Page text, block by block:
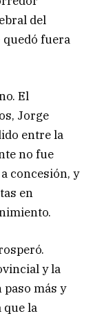
del
fuera
El
Jorge
entre la
no fue
concesión, y
en
y la
más y
la